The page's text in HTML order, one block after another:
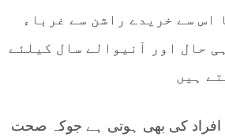
اس سے خریدے راشن سے غرباء
حال اور آنیوالے سال کیلئے
ہیں
افراد کی بھی ہوتی ہے جوکہ صحت